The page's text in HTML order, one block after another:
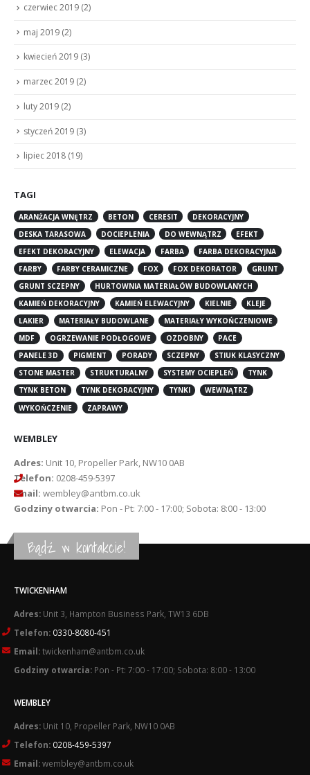
czerwiec 2019 (2)
maj 2019 (2)
kwiecień 2019 (3)
marzec 2019 (2)
luty 2019 (2)
styczeń 2019 (3)
lipiec 2018 (19)
TAGI
ARANŻACJA WNĘTRZ BETON CERESIT
DEKORACYJNY
DESKA TARASOWA
DOCIEPLENIA DO WEWNĄTRZ
EFEKT
EFEKT DEKORACYJNY
ELEWACJA FARBA
FARBA DEKORACYJNA
FARBY
FARBY CERAMICZNE FOX FOX DEKORATOR
GRUNT
GRUNT SCZEPNY
HURTOWNIA MATERIAŁÓW BUDOWLANYCH
KAMIEŃ DEKORACYJNY
KAMIEŃ ELEWACYJNY KIELNIE
KLEJE
LAKIER
MATERIAŁY BUDOWLANE
MATERIAŁY WYKOŃCZENIOWE
MDF
OGRZEWANIE PODŁOGOWE OZDOBNY
PACE
PANELE 3D
PIGMENT PORADY SCZEPNY
STIUK KLASYCZNY
STONE MASTER
STRUKTURALNY SYSTEMY OCIEPLEŃ
TYNK
TYNK BETON
TYNK DEKORACYJNY TYNKI
WEWNĄTRZ
WYKOŃCZENIE
ZAPRAWY
WEMBLEY
Adres: Unit 10, Propeller Park, NW10 0AB
Telefon: 0208-459-5397
Email: wembley@antbm.co.uk
Godziny otwarcia: Pon - Pt: 7:00 - 17:00; Sobota: 8:00 - 13:00
Bądź w kontakcie!
TWICKENHAM
Adres: Unit 3, Hampton Business Park, TW13 6DB
Telefon: 0330-8080-451
Email:twickenham@antbm.co.uk
Godziny otwarcia: Pon - Pt: 7:00 - 17:00; Sobota: 8:00 - 13:00
WEMBLEY
Adres: Unit 10, Propeller Park, NW10 0AB
Telefon: 0208-459-5397
Email:wembley@antbm.co.uk